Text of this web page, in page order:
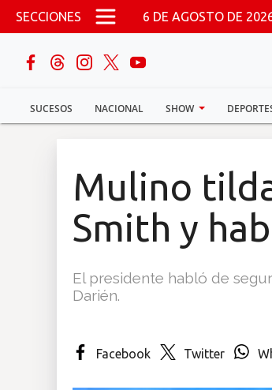
Pasar al contenido principal
SECCIONES 6 DE AGOSTO DE
SUCESOS NACIONAL SHOW
buscar
Sucesos
Mulino
Smith y
El presidente habló de
Darién.
Facebook Twitter